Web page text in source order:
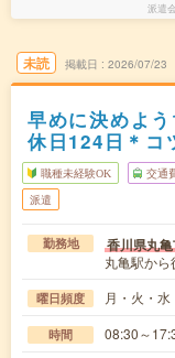
派遣
未読 掲載日 2026/07/23
早めに決めよ
休日124日＊コ
職種未経験OK 交通
派遣
勤務地 香川県丸
丸亀駅か
曜日頻度 月・火・
時間 08:30～